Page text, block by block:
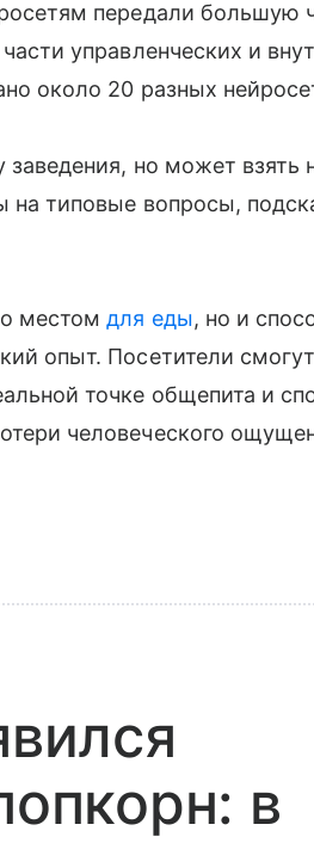
передали большую
управленческих и
около 20 разных
но может взять
на типовые вопросы,
местомдля еды, но и
опыт. Посетители
точке общепита и
человеческого
в